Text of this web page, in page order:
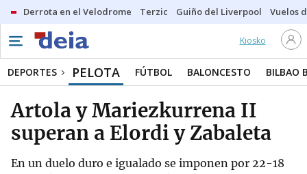
Derrota en el Velodrome Terzic Guiño del Liverpool Vuelos
Kiosko
DEPORTES PELOTA FÚTBOL BALONCESTO BILBAO
Artola y Mariezkurrena II
superan a Elordi y Zabaleta
En un duelo duro e igualado se imponen por 22-18